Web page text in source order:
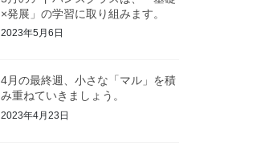
×発展」の学習に取り組みます。
2023年5月6日
4月の最終週、小さな「マル」を積
み重ねていきましょう。
2023年4月23日